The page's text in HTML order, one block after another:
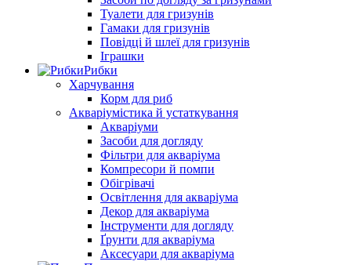
Туалети для гризунів
Гамаки для гризунів
Повідці й шлеї для гризунів
Іграшки
Рибки
Харчування
Корм для риб
Акваріумістика й устаткування
Акваріуми
Засоби для догляду
Фільтри для акваріума
Компресори й помпи
Обігрівачі
Освітлення для акваріума
Декор для акваріума
Інструменти для догляду
Ґрунти для акваріума
Аксесуари для акваріума